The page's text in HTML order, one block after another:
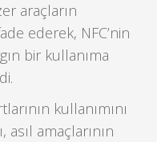
araçların
ederek, NFC’nin
bir kullanıma
kullanımını
asıl amaçlarının